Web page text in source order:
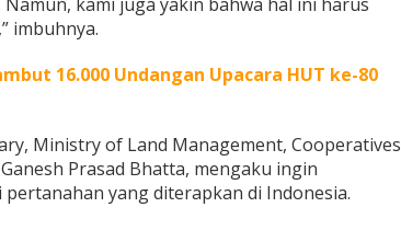
imbuhnya.
16.000 Undangan Upacara HUT ke-80
Ministry of Land Management, Cooperatives
Prasad Bhatta, mengaku ingin
yang diterapkan di Indonesia.